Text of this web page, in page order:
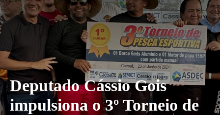
Deputado Cássio Gois
impulsiona o 3º Torneio de